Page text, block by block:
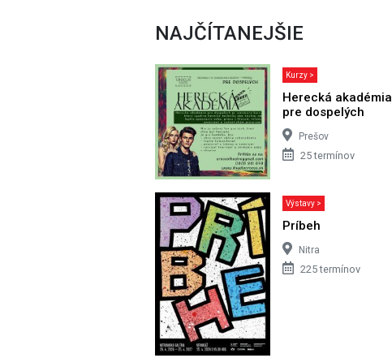
NAJČÍTANEJŠIE
Kurzy >
Herecká akadémia
pre dospelých
Prešov
25 termínov
Výstavy >
Príbeh
Nitra
225 termínov